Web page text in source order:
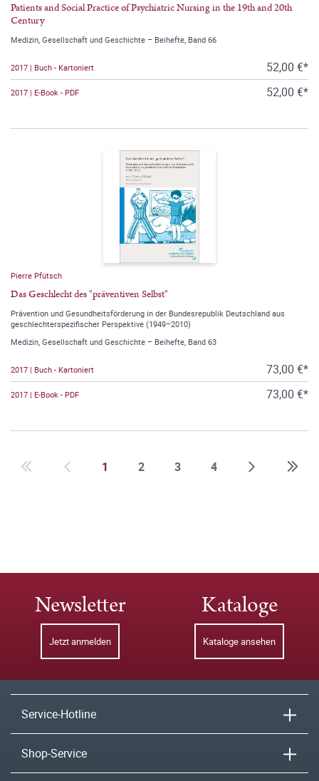
Patients and Social Practice of Psychiatric Nursing in the 19th and 20th
Century
Medizin, Gesellschaft und Geschichte – Beihefte, Band 66
2017 | Buch - Kartoniert 52,00 €*
2017 | E-Book - PDF 52,00 €*
Pierre Pfütsch
Das Geschlecht des "präventiven Selbst"
Prävention und Gesundheitsförderung in der Bundesrepublik Deutschland aus
geschlechterspezifischer Perspektive (1949–2010)
Medizin, Gesellschaft und Geschichte – Beihefte, Band 63
2017 | Buch - Kartoniert 73,00 €*
2017 | E-Book - PDF 73,00 €*
1 2 3 4
Newsletter
Jetzt anmelden
Kataloge
Kataloge ansehen
Service-Hotline
Shop-Service